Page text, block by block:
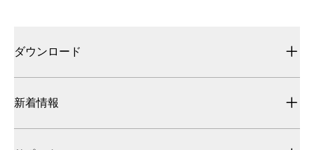
ダウンロード
新着情報